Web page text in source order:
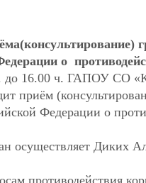
о
до 16.00 ч. ГАПОУ СО
приём
Федерации о
осуществляет Диких
противодействия